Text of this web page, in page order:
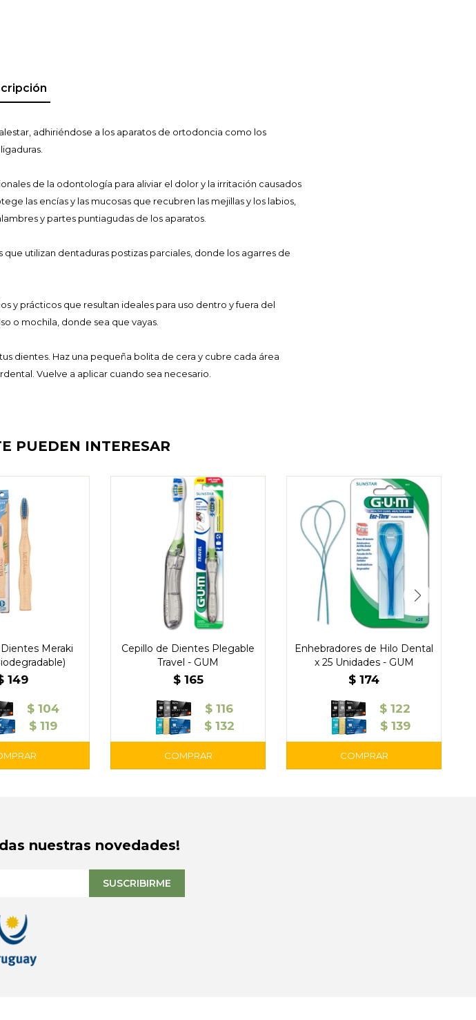
adhiriéndose a los aparatos de ortodoncia como los
de la odontología para aliviar el dolor y la irritación causados
las encías y las mucosas que recubren las mejillas y los labios,
y partes puntiagudas de los aparatos.
utilizan dentaduras postizas parciales, donde los agarres de
y prácticos que resultan ideales para uso dentro y fuera del
o mochila, donde sea que vayas.
dientes. Haz una pequeña bolita de cera y cubre cada área
Vuelve a aplicar cuando sea necesario.
PUEDEN INTERESAR
Meraki
149
$ 104
$ 119
Cepillo de Dientes Plegable
Travel - GUM
$ 165
$ 116
$ 132
Enhebradores de Hilo Dental
x 25 Unidades - GUM
$ 174
$ 122
$ 139
nuestras novedades!
SUSCRIBIRME